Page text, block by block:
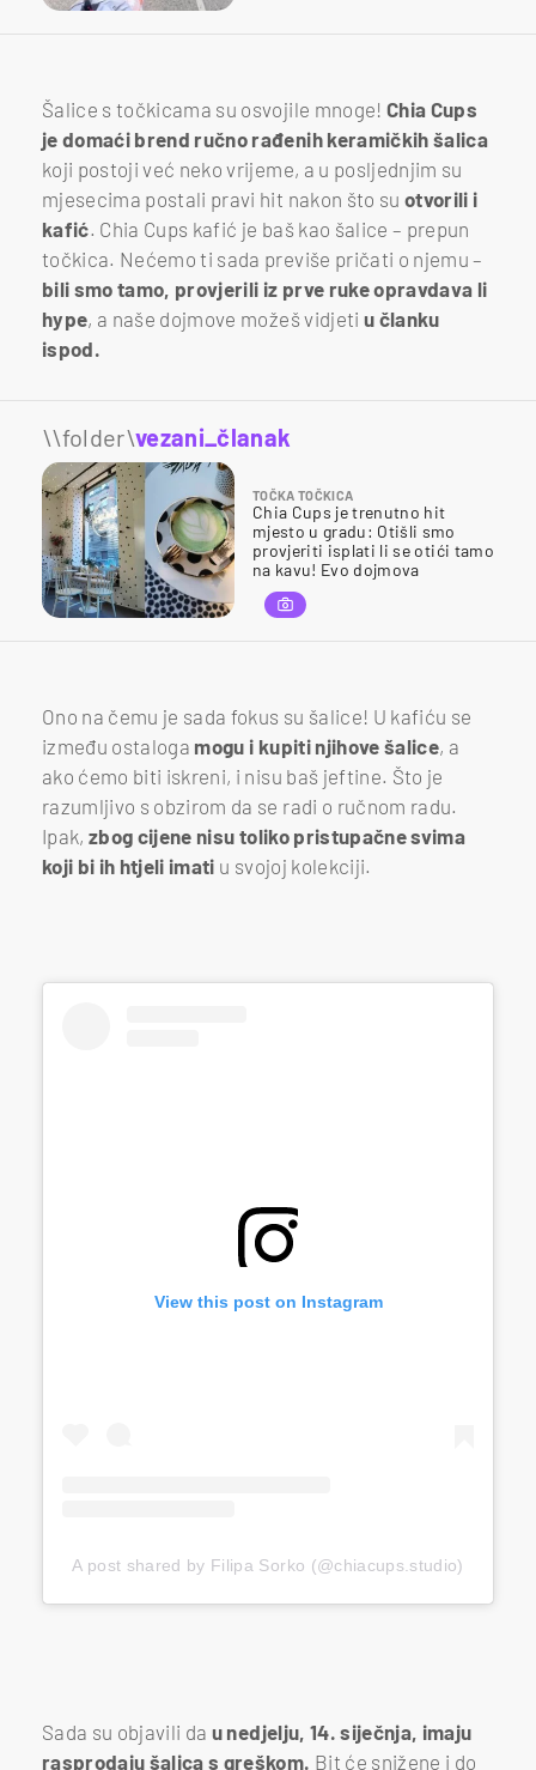
Šalice s točkicama su osvojile mnoge! Chia Cups
je domaći brend ručno rađenih keramičkih šalica
koji postoji već neko vrijeme, a u posljednjim su
mjesecima postali pravi hit nakon što su otvorili i
kafić. Chia Cups kafić je baš kao šalice – prepun
točkica. Nećemo ti sada previše pričati o njemu –
bili smo tamo, provjerili iz prve ruke opravdava li
hype, a naše dojmove možeš vidjeti u članku
ispod.
\\folder\vezani_članak
TOČKA TOČKICA
Chia Cups je trenutno hit
mjesto u gradu: Otišli smo
provjeriti isplati li se otići tamo
na kavu! Evo dojmova
Ono na čemu je sada fokus su šalice! U kafiću se
između ostaloga mogu i kupiti njihove šalice, a
ako ćemo biti iskreni, i nisu baš jeftine. Što je
razumljivo s obzirom da se radi o ručnom radu.
Ipak,zbog cijene nisu toliko pristupačne svima
koji bi ih htjeli imati u svojoj kolekciji.
View this post on Instagram
A post shared by Filipa Sorko (@chiacups.studio)
Sada su objavili da u nedjelju, 14. siječnja, imaju
rasprodaju šalica s greškom. Bit će snižene i do